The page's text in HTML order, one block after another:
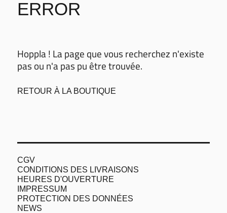
ERROR
Hoppla ! La page que vous recherchez n'existe
pas ou n'a pas pu être trouvée.
RETOUR À LA BOUTIQUE
CGV
CONDITIONS DES LIVRAISONS
HEURES D'OUVERTURE
IMPRESSUM
PROTECTION DES DONNÉES
NEWS